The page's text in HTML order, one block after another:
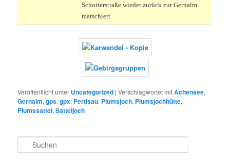
Schotterstraße wieder zurück zur Gernalm
marschiert.
Veröffentlicht unter Uncategorized |Verschlagwortet mitAchensee,
Gernalm,gps,gpx, Pertisau, Plumsjoch, Plumsjochhütte,
Plumssattel,Satteljoch
u